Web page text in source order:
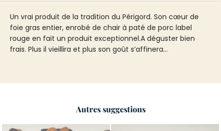
Un vrai produit de la tradition du Périgord. Son cœur de
foie gras entier, enrobé de chair à paté de porc label
rouge en fait un produit exceptionnel.A déguster bien
frais. Plus il vieillira et plus son goût s’affinera…
Autres suggestions